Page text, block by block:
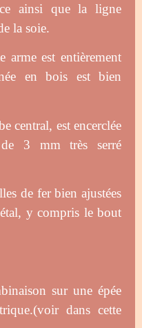
ainsi que la ligne
la soie.
arme est entièrement
en bois est bien
central, est encerclée
3 mm très serré
de fer bien ajustées
y compris le bout
sur une épée
dans cette